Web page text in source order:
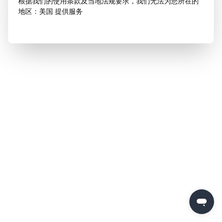
地区：美国 提供服务